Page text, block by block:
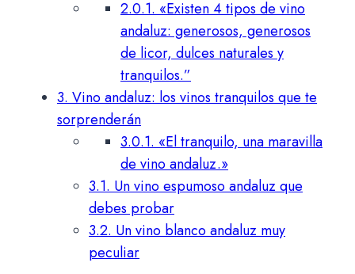
2.0.1.«Existen 4 tipos de vino
andaluz: generosos, generosos
de licor, dulces naturales y
tranquilos.”
3.Vino andaluz: los vinos tranquilos que te
sorprenderán
3.0.1.«El tranquilo, una maravilla
de vino andaluz.»
3.1.Un vino espumoso andaluz que
debes probar
3.2.Un vino blanco andaluz muy
peculiar